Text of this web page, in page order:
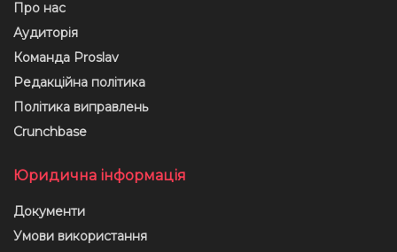
Про нас
Аудиторія
Команда Proslav
Редакційна політика
Політика виправлень
Crunchbase
Юридична інформація
Документи
Умови використання